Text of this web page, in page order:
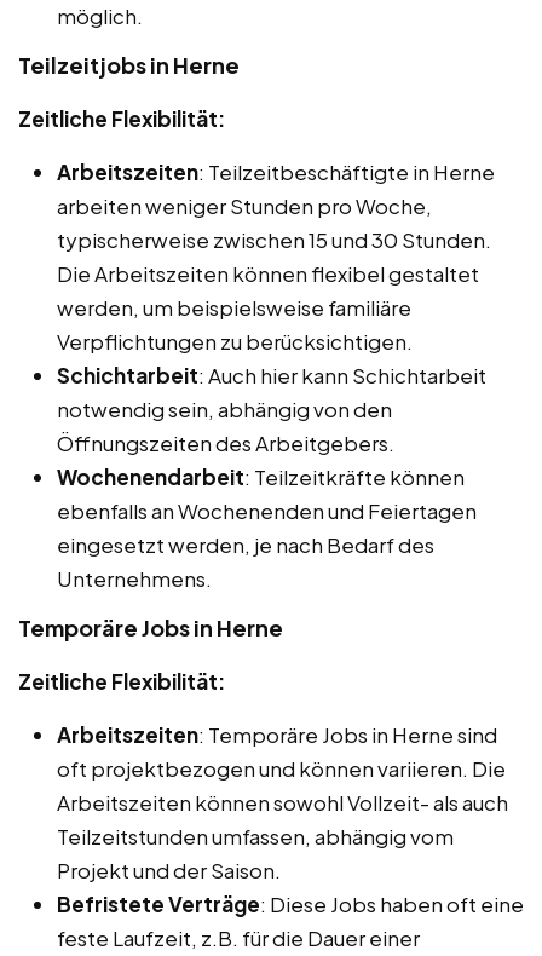
möglich.
Teilzeitjobs in Herne
Zeitliche Flexibilität:
Arbeitszeiten: Teilzeitbeschäftigte in Herne
arbeiten weniger Stunden pro Woche,
typischerweise zwischen 15 und 30 Stunden.
Die Arbeitszeiten können flexibel gestaltet
werden, um beispielsweise familiäre
Verpflichtungen zu berücksichtigen.
Schichtarbeit: Auch hier kann Schichtarbeit
notwendig sein, abhängig von den
Öffnungszeiten des Arbeitgebers.
Wochenendarbeit: Teilzeitkräfte können
ebenfalls an Wochenenden und Feiertagen
eingesetzt werden, je nach Bedarf des
Unternehmens.
Temporäre Jobs in Herne
Zeitliche Flexibilität:
Arbeitszeiten: Temporäre Jobs in Herne sind
oft projektbezogen und können variieren. Die
Arbeitszeiten können sowohl Vollzeit- als auch
Teilzeitstunden umfassen, abhängig vom
Projekt und der Saison.
Befristete Verträge: Diese Jobs haben oft eine
feste Laufzeit, z.B. für die Dauer einer